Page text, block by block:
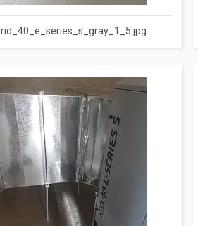
rid_40_e_series_s_gray_1_5.jpg